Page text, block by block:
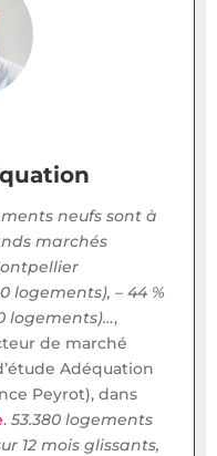
neufs sont à
marchés
logements), – 44 %
logements)…,
de marché
Adéquation
Peyrot), dans
. 53.380 logements
12 mois glissants,